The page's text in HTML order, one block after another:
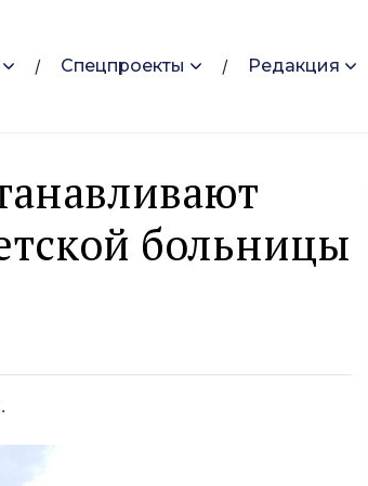
Спецпроекты Редакция
больницы